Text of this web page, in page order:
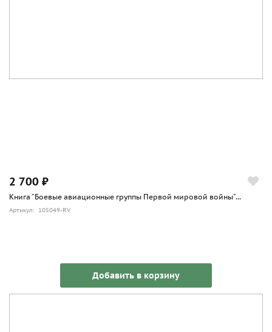
2 700 ₽
Книга "Боевые авиационные группы Первой мировой войны"...
Артикул: 105049-RV
Добавить в корзину